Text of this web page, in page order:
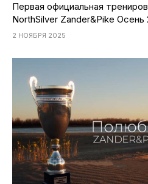
Первая официальная
NorthSilver Zander&Pike Осень
2 НОЯБРЯ 2025